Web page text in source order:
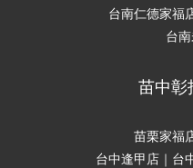
台南仁德家福
台
苗中彰
苗栗家福
台中逢甲店｜台